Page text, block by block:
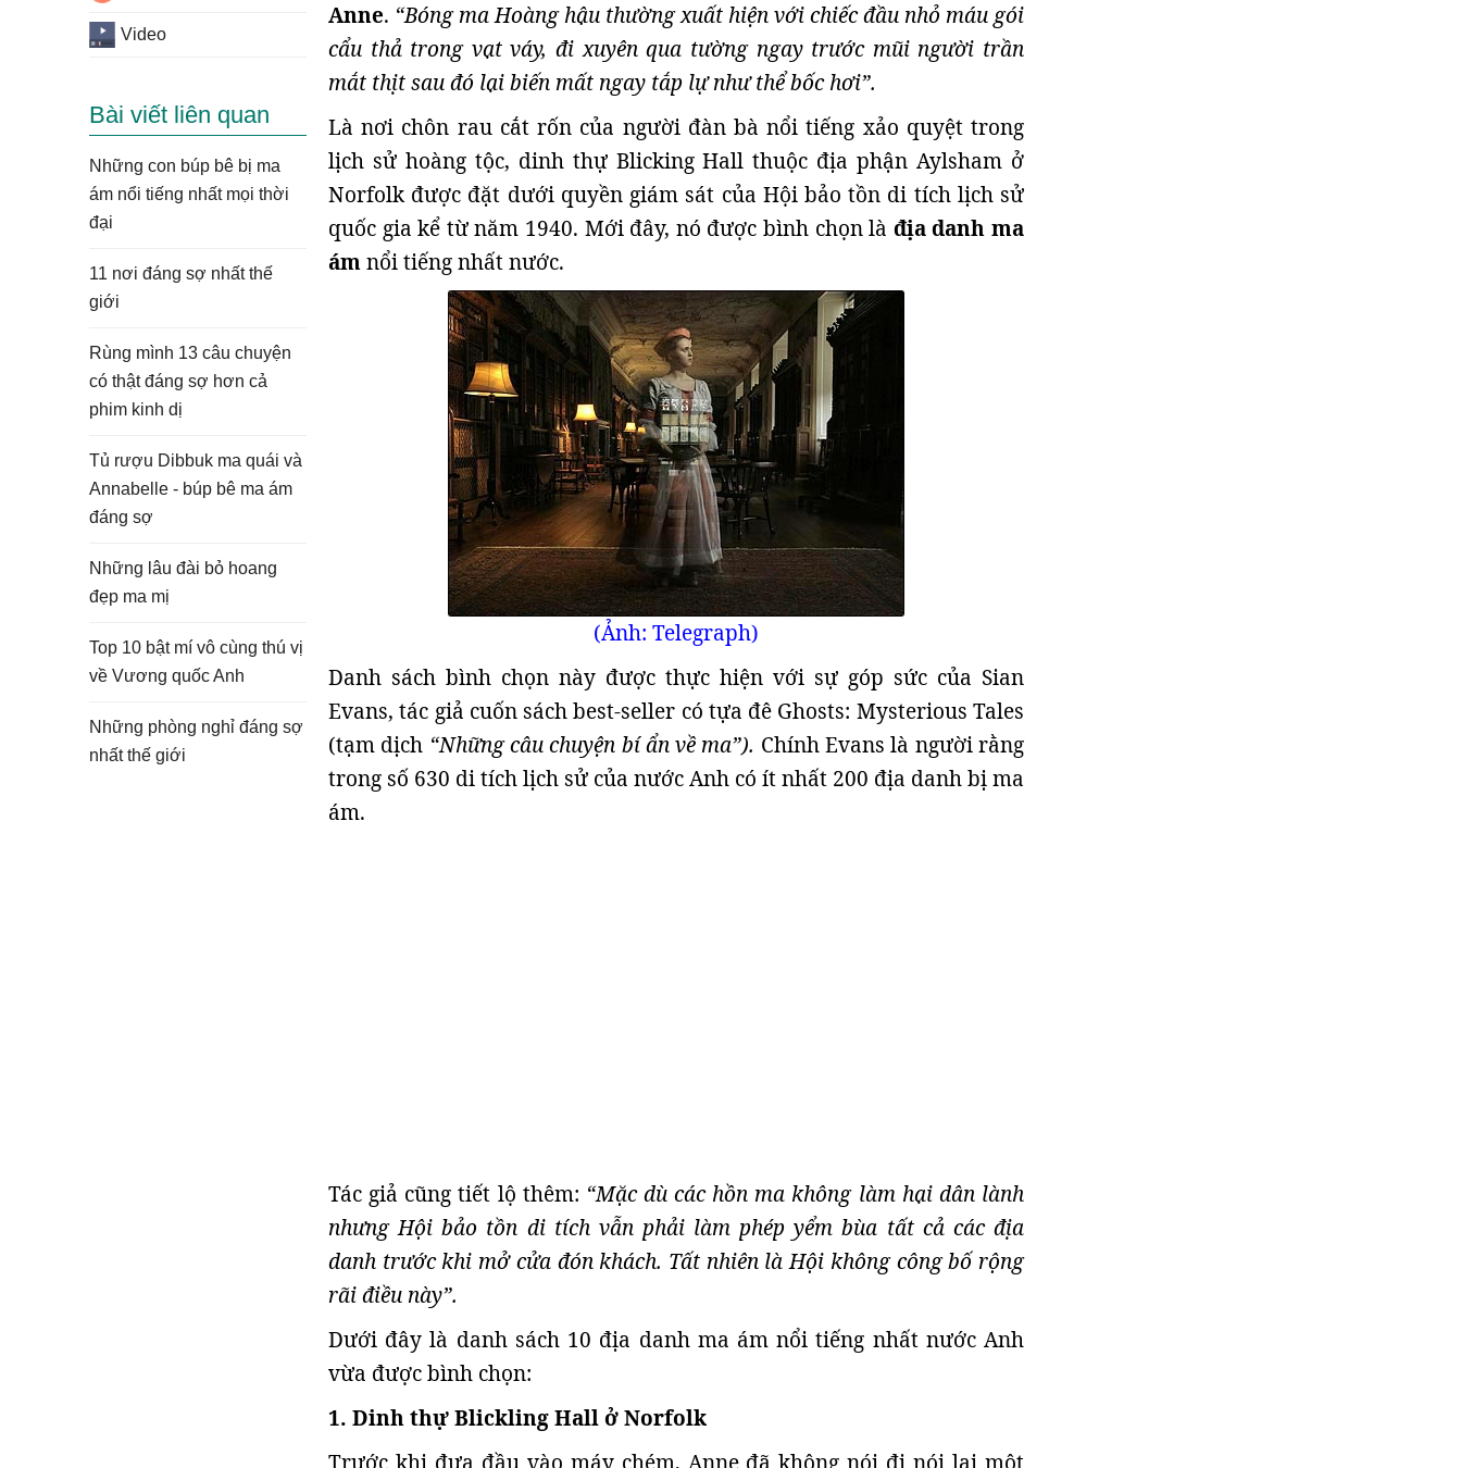
Anne. “Bóng ma Hoàng hậu thường xuất hiện với chiếc đầu nhỏ máu gói
cẩu thả trong vạt váy, đi xuyên qua tường ngay trước mũi người trần
mắt thịt sau đó lại biến mất ngay tắp lự như thể bốc hơi”.
Là nơi chôn rau cắt rốn của người đàn bà nổi tiếng xảo quyệt trong
lịch sử hoàng tộc, dinh thự Blicking Hall thuộc địa phận Aylsham ở
Norfolk được đặt dưới quyền giám sát của Hội bảo tồn di tích lịch sử
quốc gia kể từ năm 1940. Mới đây, nó được bình chọn là địa danh ma
ámnổi tiếng nhất nước.
(Ảnh: Telegraph)
Danh sách bình chọn này được thực hiện với sự góp sức của Sian
Evans, tác giả cuốn sách best-seller có tựa đê Ghosts: Mysterious Tales
(tạm dịch “Những câu chuyện bí ẩn về ma”). Chính Evans là người rằng
trong số 630 di tích lịch sử của nước Anh có ít nhất 200 địa danh bị ma
ám.
Tác giả cũng tiết lộ thêm: “Mặc dù các hồn ma không làm hại dân lành
nhưng Hội bảo tồn di tích vẫn phải làm phép yểm bùa tất cả các địa
danh trước khi mở cửa đón khách. Tất nhiên là Hội không công bố rộng
rãi điều này”.
Dưới đây là danh sách 10 địa danh ma ám nổi tiếng nhất nước Anh
vừa được bình chọn:
1. Dinh thự Blickling Hall ở Norfolk
Video
Bài viết liên quan
Những con búp bê bị ma
ám nổi tiếng nhất mọi thời
đại
11 nơi đáng sợ nhất thế
giới
Rùng mình 13 câu chuyện
có thật đáng sợ hơn cả
phim kinh dị
Tủ rượu Dibbuk ma quái và
Annabelle - búp bê ma ám
đáng sợ
Những lâu đài bỏ hoang
đẹp ma mị
Top 10 bật mí vô cùng thú vị
về Vương quốc Anh
Những phòng nghỉ đáng sợ
nhất thế giới